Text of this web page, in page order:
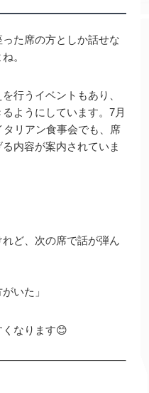
た席の方としか話せな
。
行うイベントもあり、
ようにしています。7月
リアン食事会でも、席
内容が案内されていま
れど、次の席で話が弾ん
いた」
なります😊